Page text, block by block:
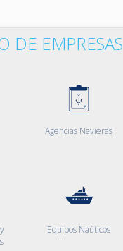
DE EMPRESAS
Agencias Navieras
Equipos Naúticos